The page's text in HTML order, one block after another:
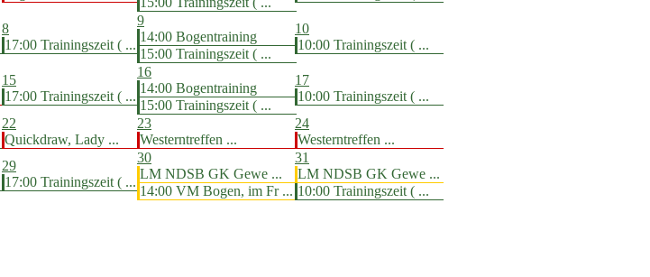
8
17:00 Trainingszeit ( ...
9
14:00 Bogentraining
15:00 Trainingszeit ( ...
10
10:00 Trainingszeit ( ...
15
17:00 Trainingszeit ( ...
16
14:00 Bogentraining
15:00 Trainingszeit ( ...
17
10:00 Trainingszeit ( ...
22
Quickdraw, Lady ...
23
Westerntreffen ...
24
Westerntreffen ...
29
17:00 Trainingszeit ( ...
30
LM NDSB GK Gewe ...
14:00 VM Bogen, im Fr ...
31
LM NDSB GK Gewe ...
10:00 Trainingszeit ( ...